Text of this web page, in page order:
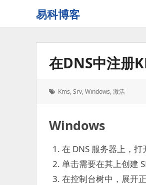
易科博客
在DNS中注册
标
Kms,Srv,Windows,激活
Windows
在 DNS 服务器上，打
单击需要在其上创建
在控制台树中，展开